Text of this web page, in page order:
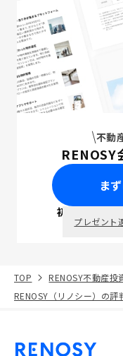
不動
RENOSY
ま
初回面談で
プレゼント
TOP RENOSY不動産投
RENOSY（リノシー）の評